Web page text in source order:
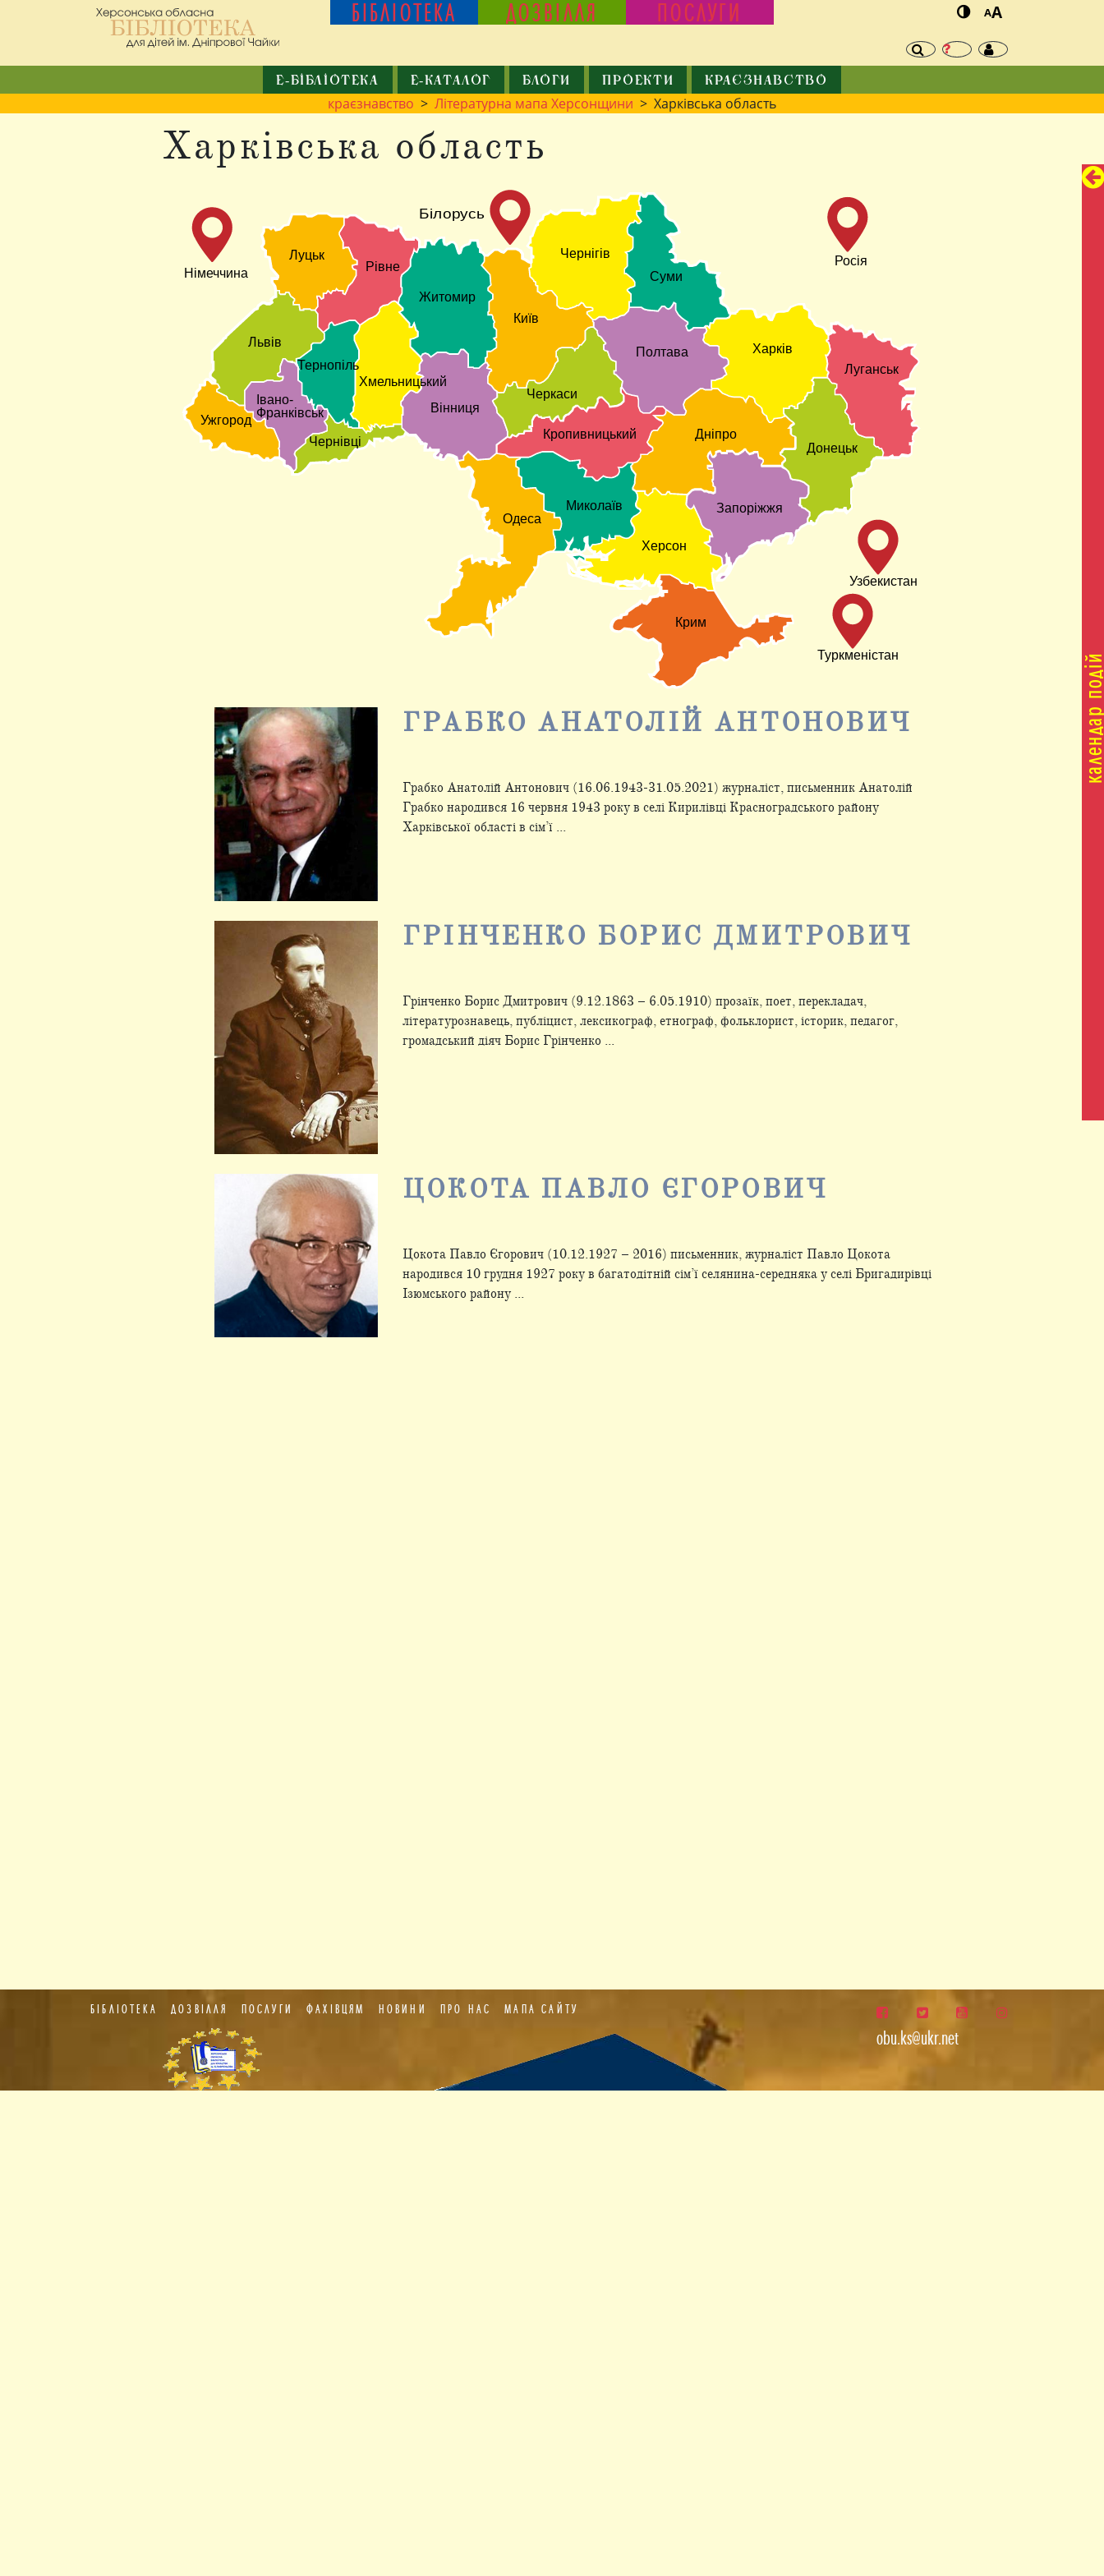
БІБЛІОТЕКА ДОЗВІЛЛЯ ПОСЛУГИ AA
Е-БІБЛІОТЕКА Е-КАТАЛОГ БЛОГИ ПРОЕКТИ КРАЄЗНАВСТВО
краєзнавство > Літературна мапа Херсонщини > Харківська область
Харківська область
Крим
Миколаїв
Одеса
Херсон
Запоріжжя
Донецьк
Луганськ
Дніпро
Харків
Вінниця
Кропивницький
Черкаси
Полтава
Суми
Чернігів
Київ
Житомир
Чернівці
Хмельницький
Рівне
Луцьк
Тернопіль
Львів
Івано-
Франківськ
Ужгород
Білорусь
Німеччина
Росія
Узбекистан
Туркменістан
ГРАБКО АНАТОЛІЙ АНТОНОВИЧ
Грабко Анатолій Антонович (16.06.1943-31.05.2021) журналіст, письменник Анатолій
Грабко народився 16 червня 1943 року в селі Кирилівці Красноградського району
Харківської області в сім’ї ...
ГРІНЧЕНКО БОРИС ДМИТРОВИЧ
Грінченко Борис Дмитрович (9.12.1863 – 6.05.1910) прозаїк, поет, перекладач,
літературознавець, публіцист, лексикограф, етнограф, фольклорист, історик, педагог,
громадський діяч Борис Грінченко ...
ЦОКОТА ПАВЛО ЄГОРОВИЧ
Цокота Павло Єгорович (10.12.1927 – 2016) письменник, журналіст Павло Цокота
народився 10 грудня 1927 року в багатодітній сім’ї селянина-середняка у селі Бригадирівці
Ізюмського району ...
БІБЛІОТЕКА ДОЗВІЛЛЯ ПОСЛУГИ ФАХІВЦЯМ НОВИНИ ПРО НАС МАПА САЙТУ
obu.ks@ukr.net